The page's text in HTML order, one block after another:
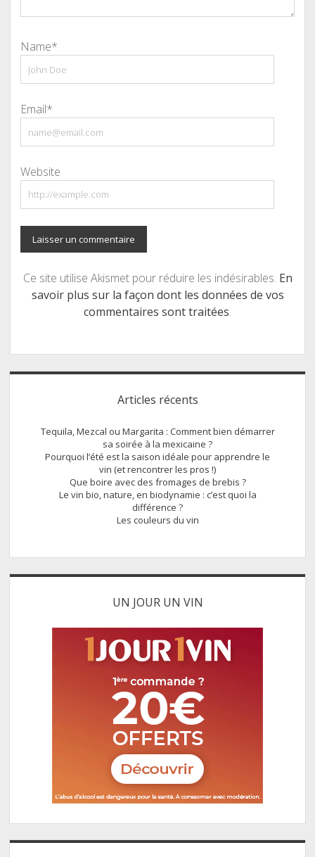
Name*
Email*
Website
Ce site utilise Akismet pour réduire les indésirables. En
savoir plus sur la façon dont les données de vos
commentaires sont traitées.
Articles récents
Tequila, Mezcal ou Margarita : Comment bien démarrer
sa soirée à la mexicaine ?
Pourquoi l’été est la saison idéale pour apprendre le
vin (et rencontrer les pros !)
Que boire avec des fromages de brebis ?
Le vin bio, nature, en biodynamie : c’est quoi la
différence ?
Les couleurs du vin
UN JOUR UN VIN